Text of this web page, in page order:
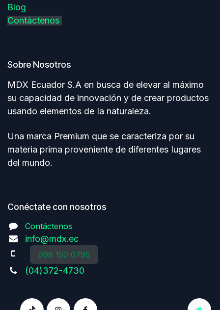
Blog
Contáctenos
Sobre Nosotros
MDX Ecuador S.A en busca de elevar al máximo
su capacidad de innovación y de crear productos
usando elementos de Ia naturaleza.
Una marca Premium que se caracteriza por su
materia prima proveniente de diferentes Iugares
del mundo.
Conéctate con nosotros
Contáctenos
info@mdx.ec
098 150 0795
(04)372-4730